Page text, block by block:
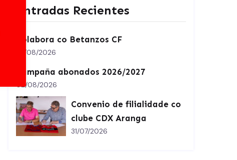
Entradas Recientes
Colabora co Betanzos CF
07/08/2026
Campaña abonados 2026/2027
02/08/2026
Convenio de filialidade co
clube CDX Aranga
31/07/2026